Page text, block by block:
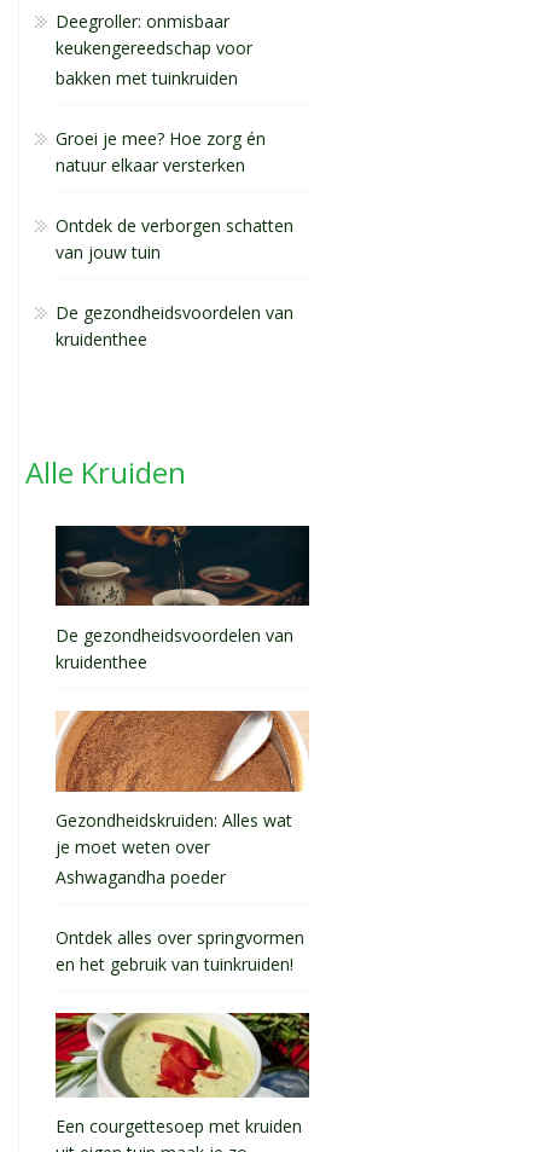
Deegroller: onmisbaar
keukengereedschap voor
bakken met tuinkruiden
Groei je mee? Hoe zorg én
natuur elkaar versterken
Ontdek de verborgen schatten
van jouw tuin
De gezondheidsvoordelen van
kruidenthee
Alle Kruiden
De gezondheidsvoordelen van
kruidenthee
Gezondheidskruiden: Alles wat
je moet weten over
Ashwagandha poeder
Ontdek alles over springvormen
en het gebruik van tuinkruiden!
Een courgettesoep met kruiden